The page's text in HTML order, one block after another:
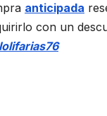
anticipada
con un